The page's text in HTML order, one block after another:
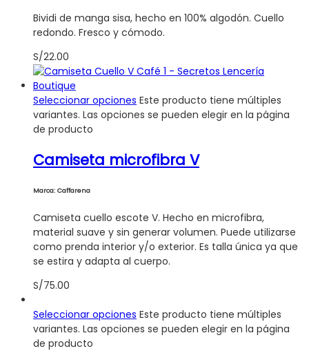
Bividi de manga sisa, hecho en 100% algodón. Cuello
redondo. Fresco y cómodo.
S/22.00
Seleccionar opciones Este producto tiene múltiples
variantes. Las opciones se pueden elegir en la página
de producto
Camiseta microfibra V
Marca: Caffarena
Camiseta cuello escote V. Hecho en microfibra,
material suave y sin generar volumen. Puede utilizarse
como prenda interior y/o exterior. Es talla única ya que
se estira y adapta al cuerpo.
S/75.00
Seleccionar opciones Este producto tiene múltiples
variantes. Las opciones se pueden elegir en la página
de producto